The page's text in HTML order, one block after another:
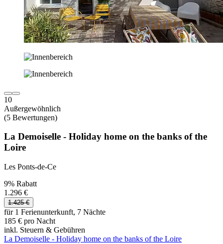
10
Außergewöhnlich
(5 Bewertungen)
La Demoiselle - Holiday home on the banks of the
Loire
Les Ponts-de-Ce
9% Rabatt
1.296 €
1.425 €
für 1 Ferienunterkunft, 7 Nächte
185 € pro Nacht
inkl. Steuern & Gebühren
La Demoiselle - Holiday home on the banks of the Loire